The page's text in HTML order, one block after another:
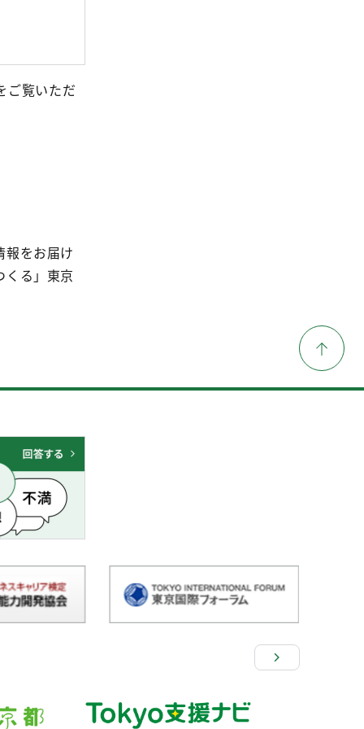
ご覧いただ
報をお届け
くる」東京